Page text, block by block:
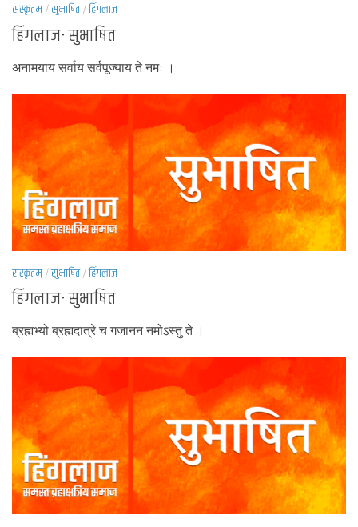
संस्कृतम्/सुभाषित/हिंगलाज
हिंगलाज- सुभाषित
अनामयाय सर्वाय सर्वपूज्याय ते नमः ।
संस्कृतम्/सुभाषित/हिंगलाज
हिंगलाज- सुभाषित
ब्रह्मभ्यो ब्रह्मदात्रे च गजानन नमोऽस्तु ते ।